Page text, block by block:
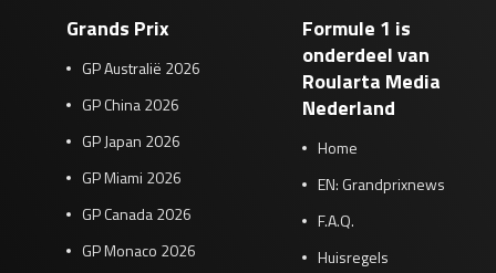
Grands Prix
GP Australië 2026
GP China 2026
GP Japan 2026
GP Miami 2026
GP Canada 2026
GP Monaco 2026
Formule 1 is
onderdeel van
Roularta Media
Nederland
Home
EN: Grandprixnews
F.A.Q.
Huisregels